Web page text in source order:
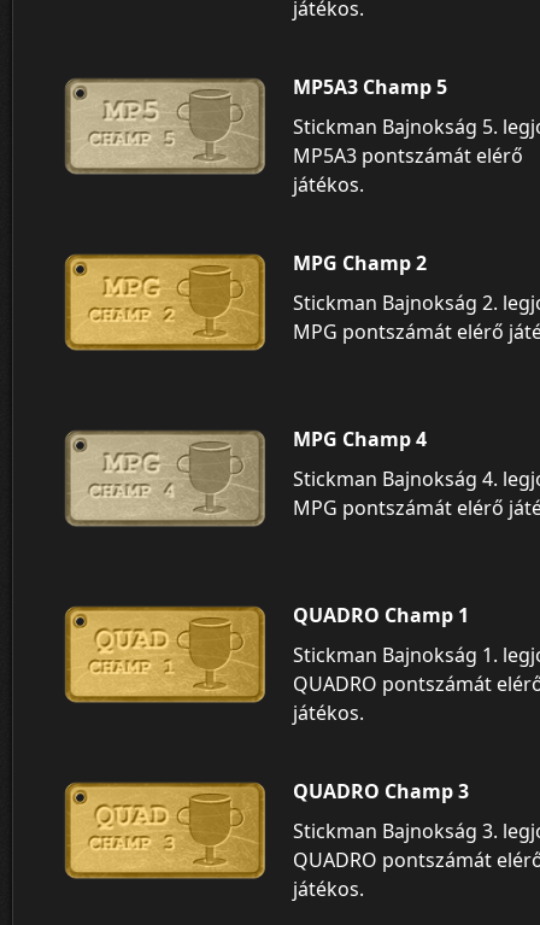
játékos.
MP5A3 Champ 5
Stickman Bajnokság 5.
MP5A3 pontszámát elérő
játékos.
MPG Champ 2
Stickman Bajnokság 2.
MPG pontszámát elérő
MPG Champ 4
Stickman Bajnokság 4.
MPG pontszámát elérő
QUADRO Champ 1
Stickman Bajnokság 1.
QUADRO pontszámát
játékos.
QUADRO Champ 3
Stickman Bajnokság 3.
QUADRO pontszámát
játékos.